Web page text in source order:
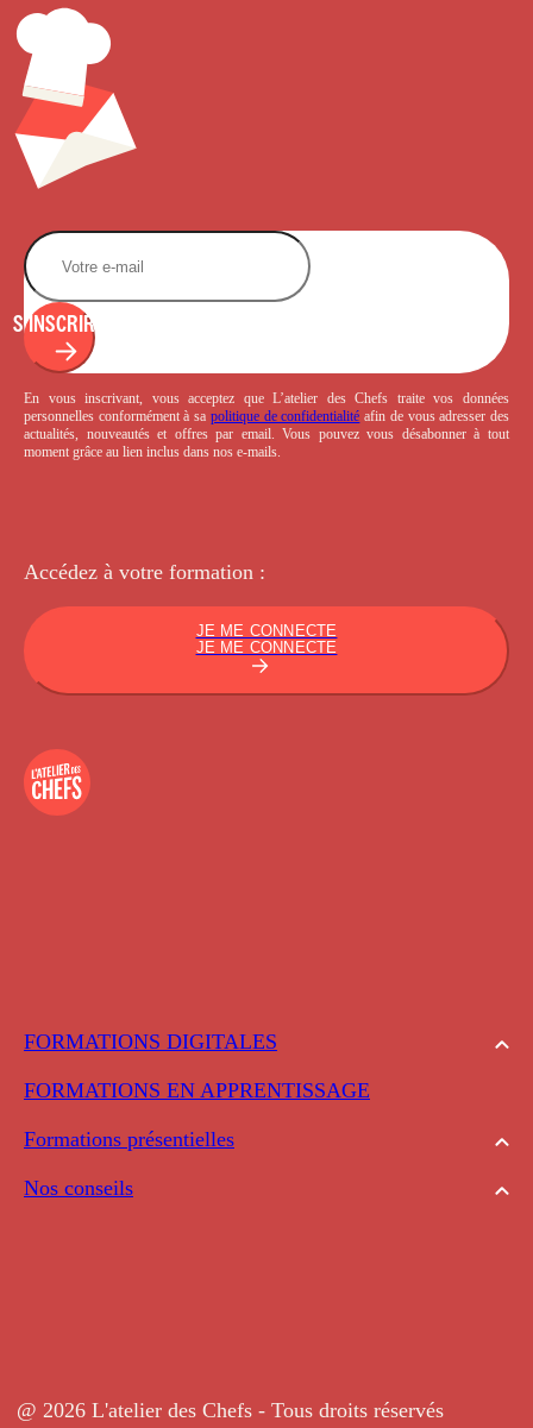
FORMATIONS DIGITALES
FORMATIONS EN APPRENTISSAGE
Formations présentielles
Nos conseils
S'INSCRIRE
En vous inscrivant, vous acceptez que L’atelier des Chefs traite vos données
personnelles conformément à sa politique de confidentialité afin de vous adresser des
actualités, nouveautés et offres par email. Vous pouvez vous désabonner à tout
moment grâce au lien inclus dans nos e-mails.
Accédez à votre formation :
JE ME CONNECTE
JE ME CONNECTE
@ 2026 L'atelier des Chefs - Tous droits réservés